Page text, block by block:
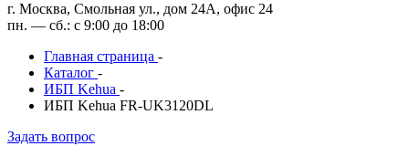
г. Москва, Смольная ул., дом 24А, офис 24
пн. — сб.: с 9:00 до 18:00
Главная страница -
Каталог -
ИБП Kehua -
ИБП Kehua FR-UK3120DL
Задать вопрос